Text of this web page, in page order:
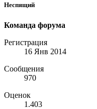
Неспящий
Команда форума
Регистрация
16 Янв 2014
Сообщения
970
Оценок
1.403